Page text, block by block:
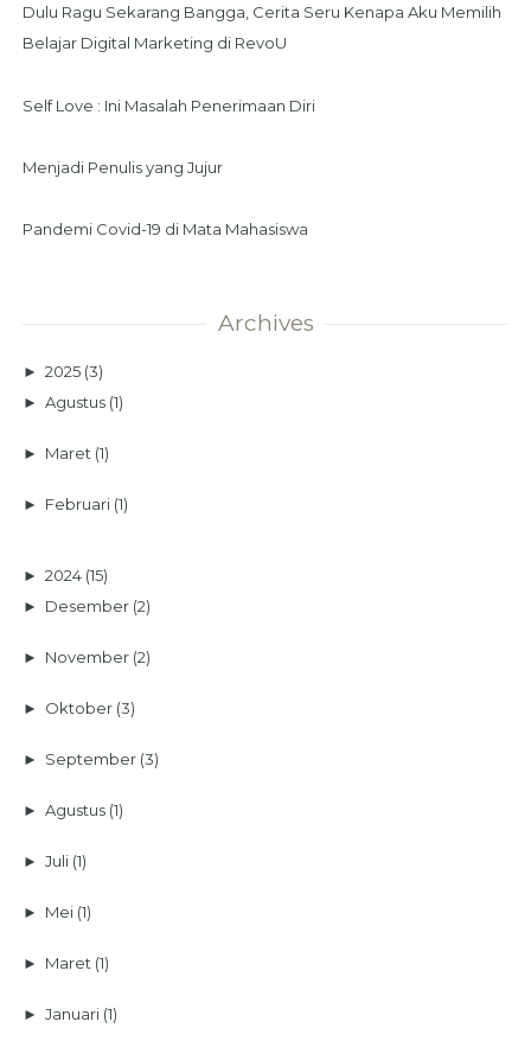
Dulu Ragu Sekarang Bangga, Cerita Seru Kenapa Aku Memilih
Belajar Digital Marketing di RevoU
Self Love : Ini Masalah Penerimaan Diri
Menjadi Penulis yang Jujur
Pandemi Covid-19 di Mata Mahasiswa
Archives
►2025 (3)
►Agustus (1)
► Maret (1)
► Februari (1)
►2024 (15)
► Desember (2)
► November (2)
► Oktober (3)
► September (3)
►Agustus (1)
►Juli (1)
► Mei (1)
► Maret (1)
►Januari (1)